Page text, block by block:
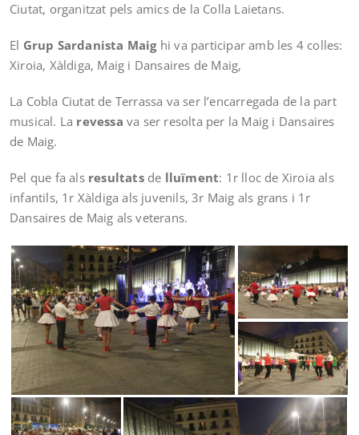
Ciutat, organitzat pels amics de la Colla Laietans.
El Grup Sardanista Maighi va participar amb les 4 colles:
Xiroia, Xàldiga, Maig i Dansaires de Maig,
La Cobla Ciutat de Terrassa va ser l’encarregada de la part
musical. La revessa va ser resolta per la Maig i Dansaires
de Maig.
Pel que fa als resultatsde lluïment: 1r lloc de Xiroia als
infantils, 1r Xàldiga als juvenils, 3r Maig als grans i 1r
Dansaires de Maig als veterans.